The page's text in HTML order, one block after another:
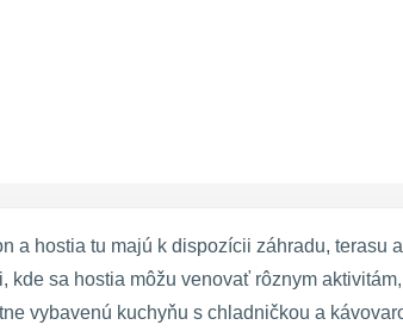
a hostia tu majú k dispozícii záhradu, terasu
sa hostia môžu venovať rôznym
vybavenú kuchyňu s chladničkou a